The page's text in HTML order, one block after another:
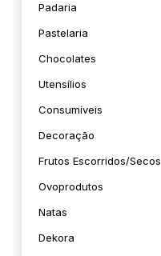
Padaria
Pastelaria
Chocolates
Utensílios
Consumíveis
Decoração
Frutos Escorridos/secos
Ovoprodutos
Natas
Dekora